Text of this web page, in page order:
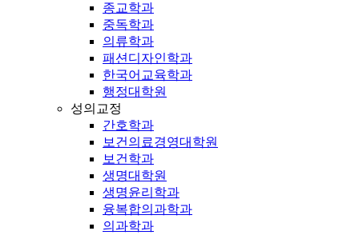
종교학과
중독학과
의류학과
패션디자인학과
한국어교육학과
행정대학원
성의교정
간호학과
보건의료경영대학원
보건학과
생명대학원
생명윤리학과
융복합의과학과
의과학과